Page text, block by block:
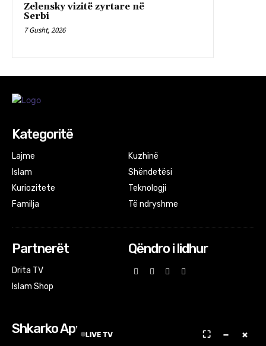
Zelensky vizitë zyrtare në
Serbi
7 Gusht, 2026
Kategoritë
Lajme
Islam
Kuriozitete
Familja
Kuzhinë
Shëndetësi
Teknologji
Të ndryshme
Partnerët
Drita TV
Islam Shop
Qëndro i lidhur
Shkarko AppsLIVE TV ⛶ − ×